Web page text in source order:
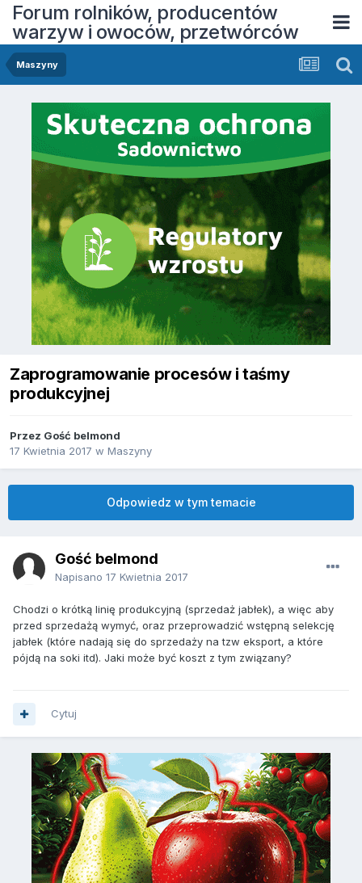
Forum rolników, producentów
warzyw i owoców, przetwórców
Maszyny
Zaprogramowanie procesów i taśmy
produkcyjnej
Przez Gość belmond
17 Kwietnia 2017 w Maszyny
Odpowiedz w tym temacie
Gość belmond
Napisano 17 Kwietnia 2017
Chodzi o krótką linię produkcyjną (sprzedaż jabłek), a więc aby
przed sprzedażą wymyć, oraz przeprowadzić wstępną selekcję
jabłek (które nadają się do sprzedaży na tzw eksport, a które
pójdą na soki itd). Jaki może być koszt z tym związany?
Cytuj